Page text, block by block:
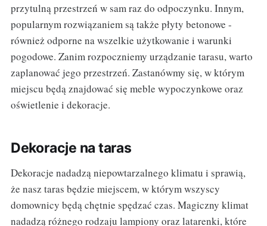
przytulną przestrzeń w sam raz do odpoczynku. Innym,
popularnym rozwiązaniem są także płyty betonowe -
również odporne na wszelkie użytkowanie i warunki
pogodowe. Zanim rozpoczniemy urządzanie tarasu, warto
zaplanować jego przestrzeń. Zastanówmy się, w którym
miejscu będą znajdować się meble wypoczynkowe oraz
oświetlenie i dekoracje.
Dekoracje na taras
Dekoracje nadadzą niepowtarzalnego klimatu i sprawią,
że nasz taras będzie miejscem, w którym wszyscy
domownicy będą chętnie spędzać czas. Magiczny klimat
nadadzą różnego rodzaju lampiony oraz latarenki, które